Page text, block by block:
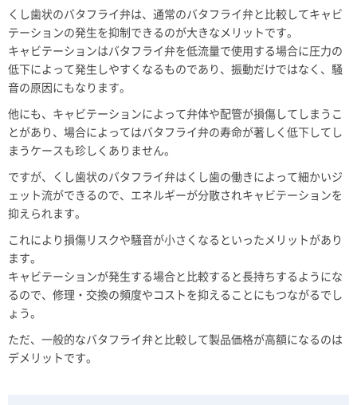
くし歯状のバタフライ弁は、通常のバタフライ弁と比較してキャビ
テーションの発生を抑制できるのが大きなメリットです。
キャビテーションはバタフライ弁を低流量で使用する場合に圧力の
低下によって発生しやすくなるものであり、振動だけではなく、騒
音の原因にもなります。
他にも、キャビテーションによって弁体や配管が損傷してしまうこ
とがあり、場合によってはバタフライ弁の寿命が著しく低下してし
まうケースも珍しくありません。
ですが、くし歯状のバタフライ弁はくし歯の働きによって細かいジ
ェット流ができるので、エネルギーが分散されキャビテーションを
抑えられます。
これにより損傷リスクや騒音が小さくなるといったメリットがあり
ます。
キャビテーションが発生する場合と比較すると長持ちするようにな
るので、修理・交換の頻度やコストを抑えることにもつながるでし
ょう。
ただ、一般的なバタフライ弁と比較して製品価格が高額になるのは
デメリットです。